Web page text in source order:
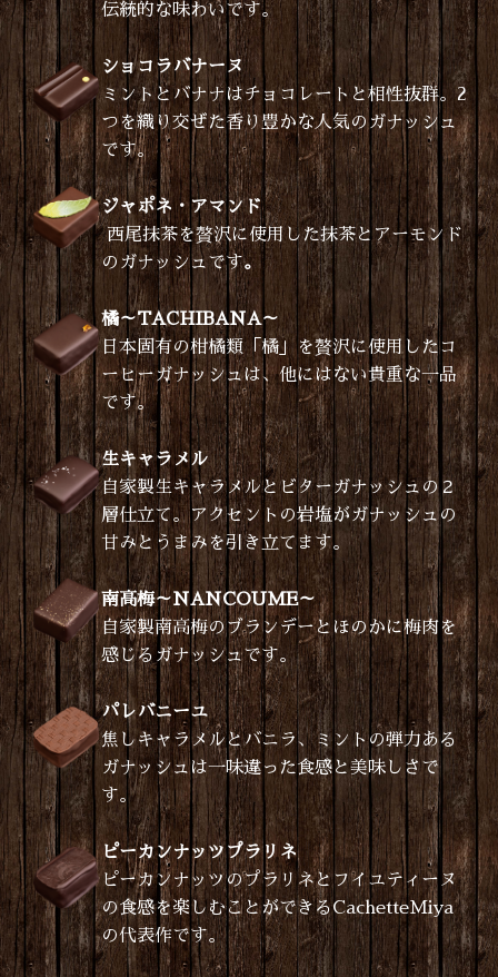
伝統的な味わいです。
ショコラバナーヌ
ミントとバナナはチョコレートと相性抜群。2
つを織り交ぜた香り豊かな人気のガナッシュ
です。
ジャポネ・アマンド
西尾抹茶を贅沢に使用した抹茶とアーモンド
のガナッシュです。
橘～TACHIBANA～
日本固有の柑橘類「橘」を贅沢に使用したコ
ーヒーガナッシュは、他にはない貴重な一品
です。
生キャラメル
自家製生キャラメルとビターガナッシュの２
層仕立て。アクセントの岩塩がガナッシュの
甘みとうまみを引き立てます。
南高梅～NANCOUME～
自家製南高梅のブランデーとほのかに梅肉を
感じるガナッシュです。
パレバニーユ
焦しキャラメルとバニラ、ミントの弾力ある
ガナッシュは一味違った食感と美味しさで
す。
ピーカンナッツプラリネ
ピーカンナッツのプラリネとフイユティーヌ
の食感を楽しむことができるCachetteMiya
の代表作です。